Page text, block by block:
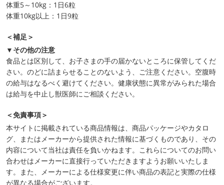
体重5～10kg：1日6粒
体重10kg以上：1日9粒
＜補足＞
▼その他の注意
食品とは区別して、お子さまの手の届かないところに保管してくだ
さい。のどに詰まらせることのないよう、ご注意ください。空腹時
の給与はなるべく避けてください。健康状態に異常がみられた場合
は給与を中止し獣医師にご相談ください。
＜免責事項＞
本サイトに掲載されている商品情報は、商品パッケージやカタロ
グ、またはメーカーから提供された情報に基づくものであり、その
内容について当社は責任を負いかねます。これらについてのお問い
合わせはメーカーに直接行っていただきますようお願いいたしま
す。また、メーカーによる仕様変更に伴い商品の表記と実際の仕様
が異なる場合がございます。